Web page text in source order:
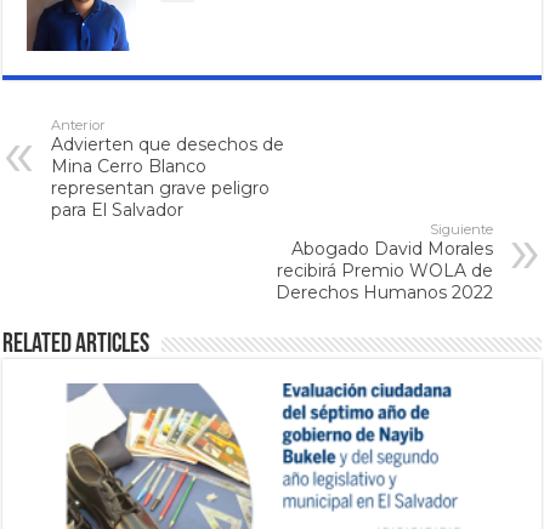
Anterior
Advierten que desechos de
Mina Cerro Blanco
representan grave peligro
para El Salvador
Siguiente
Abogado David Morales
recibirá Premio WOLA de
Derechos Humanos 2022
Related Articles